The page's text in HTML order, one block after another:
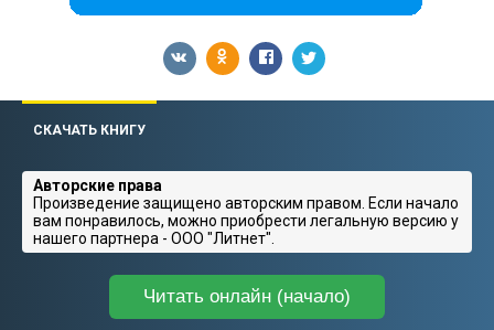
СКАЧАТЬ КНИГУ
Авторские права
Произведение защищено авторским правом. Если начало
вам понравилось, можно приобрести легальную версию у
нашего партнера - ООО "Литнет".
Читать онлайн (начало)